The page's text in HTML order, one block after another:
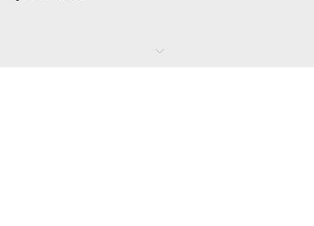
L'avvolgimento e l'incollaggio diagonale rendono i tubi di cartone